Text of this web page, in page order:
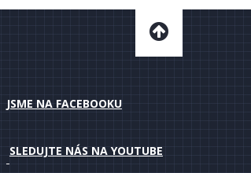
JSME NA FACEBOOKU
SLEDUJTE NÁS NA YOUTUBE